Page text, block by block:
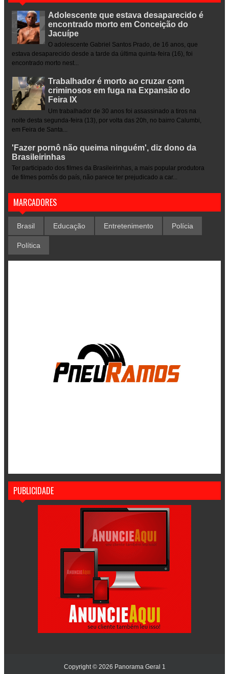
Adolescente que estava desaparecido é
encontrado morto em Conceição do
Jacuípe
O adolescente Gabriel Santos Prado, de 16 anos, que
estava desaparecido desde a tarde da última quinta-feira (16), foi
encontrado morto nest...
Trabalhador é morto ao cruzar com
criminosos em fuga na Expansão do
Feira IX
Um trabalhador de 30 anos foi assassinado a tiros na
noite desta segunda-feira (13), por volta das 20h, no bairro Calumbi,
em Feira de Santa...
'Fazer pornô não queima ninguém', diz dono da
Brasileirinhas
Ter participado dos filmes da Brasileirinhas, a mais popular produtora
de filmes pornôs do país, não parece ter prejudicado a car...
MARCADORES
Brasil Educação Entretenimento Polícia
Política
PUBLICIDADE
Copyright © 2026 Panorama Geral 1